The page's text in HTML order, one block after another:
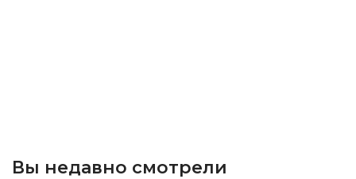
Вы недавно смотрели